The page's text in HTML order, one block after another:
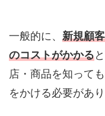
一般的に、 新規顧
のコストがかかる
店・商品を知って
をかける必要があり